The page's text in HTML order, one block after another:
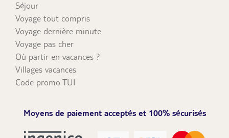
Séjour
Voyage tout compris
Voyage dernière minute
Voyage pas cher
Où partir en vacances ?
Villages vacances
Code promo TUI
Moyens de paiement acceptés et 100% sécurisés